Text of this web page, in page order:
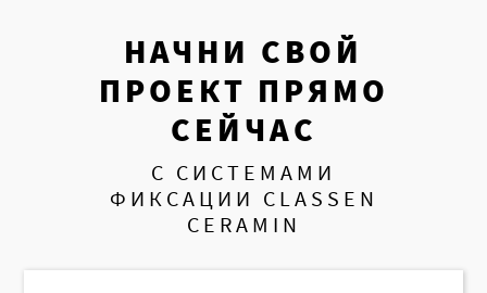
НАЧНИ СВОЙ
ПРОЕКТ ПРЯМО
СЕЙЧАС
С СИСТЕМАМИ
ФИКСАЦИИ CLASSEN
CERAMIN